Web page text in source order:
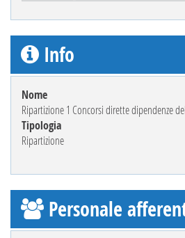
Info
Nome
Ripartizione 1 Concorsi dirette dipendenze
Tipologia
Ripartizione
Personale